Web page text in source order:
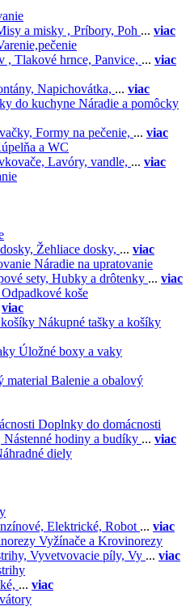
a misky , Príbory, Poh ... viac
, Tlakové hrnce, Panvice, ... viac
Napichovátka, ... viac
Náradie a pomôcky
Formy na pečenie, ... viac
a WC
Lavóry, vandle, ... viac
Žehliace dosky, ... viac
Náradie na upratovanie
sety, Hubky a drôtenky ... viac
Odpadkové koše
viac
Nákupné tašky a košíky
Úložné boxy a vaky
Balenie a obalový
Doplnky do domácnosti
Nástenné hodiny a budíky ... viac
diely
Elektrické, Robot ... viac
Vyžínače a Krovinorezy
Vyvetvovacie píly, Vy ... viac
... viac